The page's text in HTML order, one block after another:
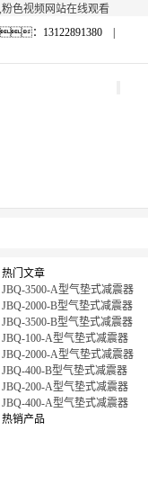
色视频网站在线观看
：13122891380 |
热门文章
JBQ-3500-A型气垫式减震器
JBQ-2000-B型气垫式减震器
JBQ-3500-B型气垫式减震器
JBQ-100-A型气垫式减震器
JBQ-2000-A型气垫式减震器
JBQ-400-B型气垫式减震器
JBQ-200-A型气垫式减震器
JBQ-400-A型气垫式减震器
热销产品